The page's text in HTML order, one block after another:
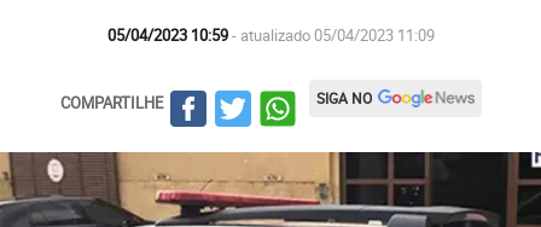
05/04/2023 10:59- atualizado 05/04/2023 11:09
COMPARTILHE SIGA NO